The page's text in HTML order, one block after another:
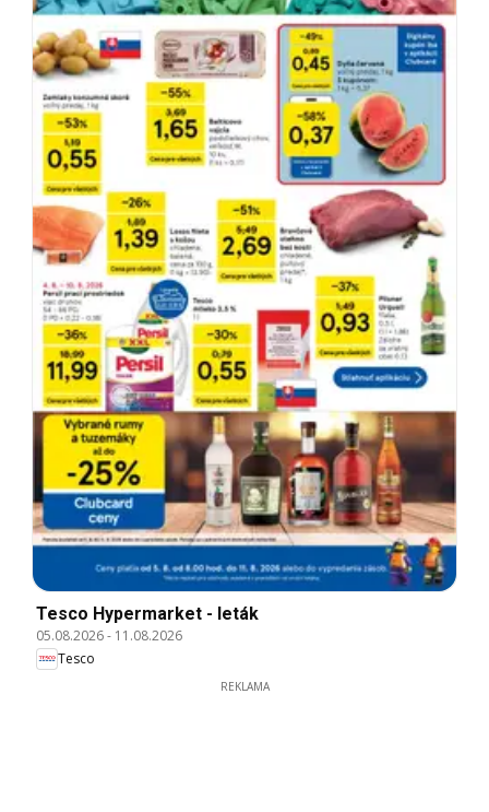
Tesco Hypermarket - leták
05.08.2026- 11.08.2026
Tesco
REKLAMA